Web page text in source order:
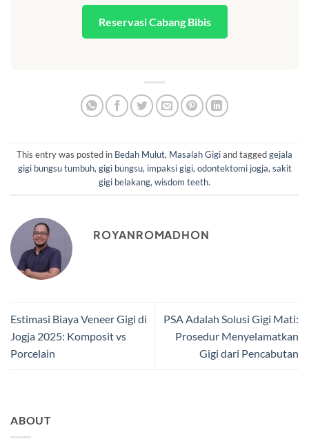
Reservasi Cabang Bibis
This entry was posted in Bedah Mulut, Masalah Gigiand taggedgejala
gigi bungsu tumbuh, gigi bungsu, impaksi gigi, odontektomi jogja, sakit
gigi belakang, wisdom teeth.
ROYANROMADHON
Estimasi Biaya Veneer Gigi di
Jogja 2025: Komposit vs
Porcelain
PSA Adalah Solusi Gigi Mati:
Prosedur Menyelamatkan
Gigi dari Pencabutan
ABOUT